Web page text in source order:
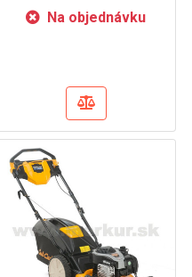
Na objednávku